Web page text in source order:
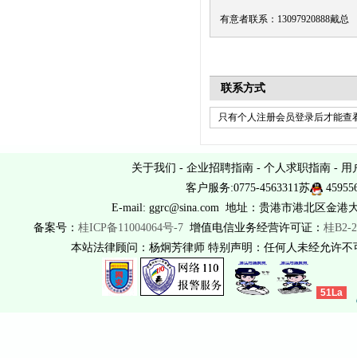
有意者联系：13097920888戴总
联系方式
只有个人注册会员登录后才能查
关于我们 - 企业招聘指南 - 个人求职指南 - 用
客户服务:0775-4563311苏
E-mail: ggrc@sina.com 地址：贵港市港北区金港
备案号： 桂ICP备11004064号-7增值电信业务经营许可证： 桂B2-
本站法律顾问：杨炯芳律师 特别声明：任何人未经允许
51La